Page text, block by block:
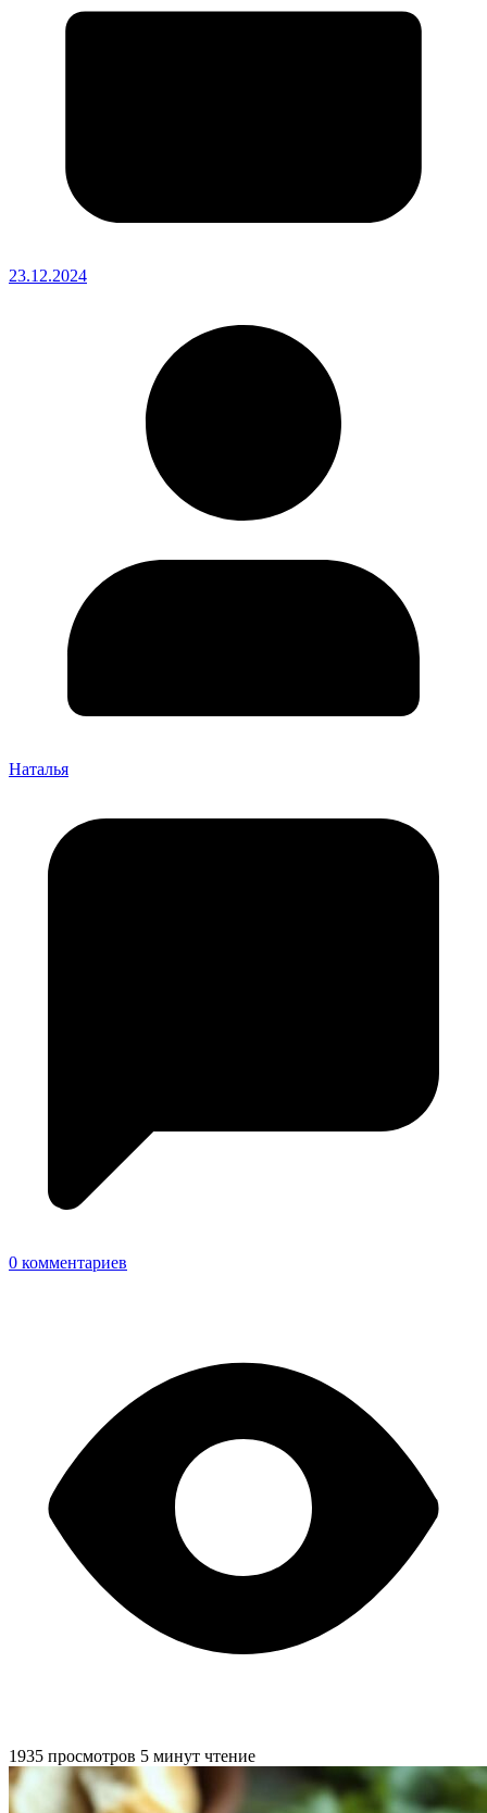
23.12.2024
Наталья
0 комментариев
1935 просмотров 5 минут чтение